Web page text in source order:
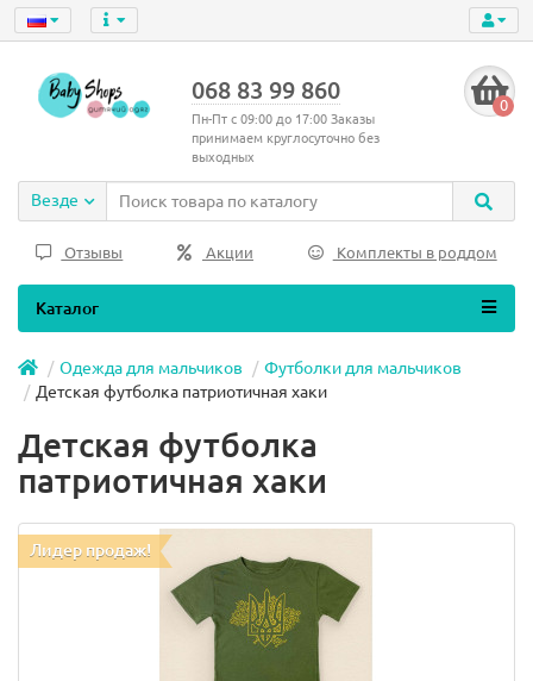
068 83 99 860
Пн-Пт с 09:00 до 17:00 Заказы
принимаем круглосуточно без
выходных
0
Везде
Отзывы Акции Комплекты в роддом
Каталог
Одежда для мальчиков
Футболки для мальчиков
Детская футболка патриотичная хаки
Детская футболка
патриотичная хаки
Лидер продаж!